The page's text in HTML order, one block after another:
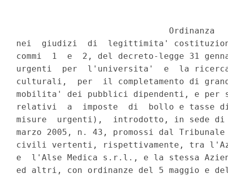
                              Ordinanza
nei  giudizi  di  legittimita'
commi  1  e  2, del decreto-legge 31
urgenti  per  l'universita'  e  la
culturali,  per  il completamento di
mobilita' dei pubblici dipendenti, e per
relativi  a  imposte  di  bollo e tasse di
misure  urgenti),  introdotto, in sede di
marzo 2005, n. 43, promossi dal
civili vertenti, rispettivamente, tra
e  l'Alse Medica s.r.l., e la stessa
ed altri, con ordinanze del 5 maggio e